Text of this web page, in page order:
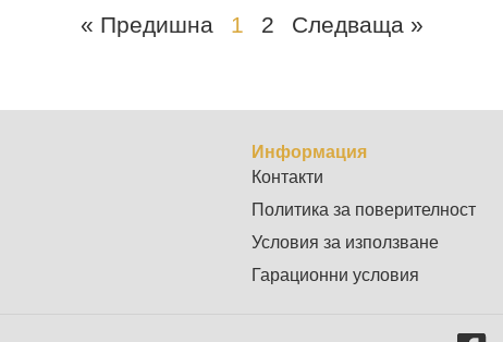
« Предишна 1 2 Следваща »
Информация
Контакти
Политика за поверителност
Условия за използване
Гарационни условия